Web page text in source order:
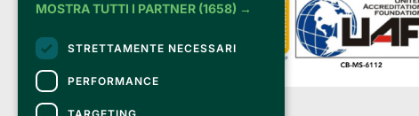
MOSTRA TUTTI I PARTNER (1658) →
STRETTAMENTE NECESSARI
PERFORMANCE
TARGETING